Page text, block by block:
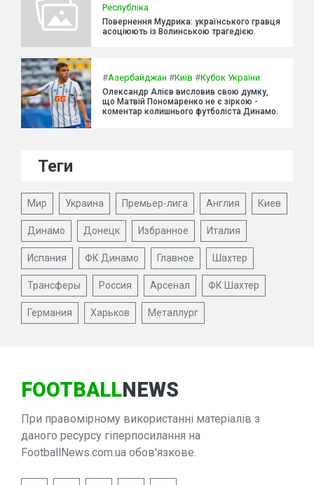
Республіка
Повернення Мудрика: українського гравця
асоціюють із Волинською трагедією.
#Азербайджан #Київ #Кубок України
Олександр Алієв висловив свою думку,
що Матвій Пономаренко не є зіркою -
коментар колишнього футболіста Динамо.
Теги
Мир Украина Премьер-лига Англия Киев
Динамо Донецк Избранное Италия
Испания ФК Динамо Главное Шахтер
Трансферы Россия Арсенал ФК Шахтер
Германия Харьков Металлург
FOOTBALLNEWS
При правомірному використанні матеріалів з
даного ресурсу гіперпосилання на
FootballNews.com.ua обов'язкове.